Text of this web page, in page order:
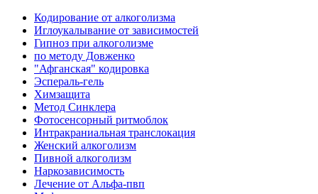
Кодирование от алкоголизма
Иглоукалывание от зависимостей
Гипноз при алкоголизме
по методу Довженко
"Афганская" кодировка
Эспераль-гель
Химзащита
Метод Синклера
Фотосенсорный ритмоблок
Интракраниальная транслокация
Женский алкоголизм
Пивной алкоголизм
Наркозависимость
Лечение от Альфа-пвп